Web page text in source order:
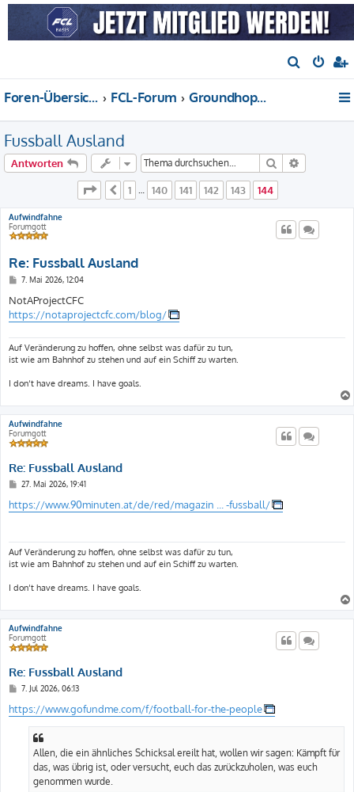
u
h
Foren-Übersicht FCL-Forum Groundhopping, Fankultur, Fussball international
Fussball Ausland
Antworten Suche
Seite 144 von144
Vorherige
1 140 141 142 143 144
Aufwindfahne
Forumgott
Re: Fussball Ausland
B
i
t
r
g
7. Mai 2026, 12:04
NotAProjectCFC
https://notaprojectcfc.com/blog/
Auf Veränderung zu hoffen, ohne selbst was dafür zu tun,
ist wie am Bahnhof zu stehen und auf ein Schiff zu warten.
I don‘t have dreams. I have goals.
Aufwindfahne
Forumgott
Re: Fussball Ausland
B
i
t
g
27. Mai 2026, 19:41
https://www.90minuten.at/de/red/magazin ... -fussball/
Auf Veränderung zu hoffen, ohne selbst was dafür zu tun,
ist wie am Bahnhof zu stehen und auf ein Schiff zu warten.
I don‘t have dreams. I have goals.
Aufwindfahne
Forumgott
Re: Fussball Ausland
B
i
t
7. Jul 2026, 06:13
https://www.gofundme.com/f/football-for-the-people
Allen, die ein ähnliches Schicksal ereilt hat, wollen wir sagen: Kämpft für
das, was übrig ist, oder versucht, euch das zurückzuholen, was euch
genommen wurde.